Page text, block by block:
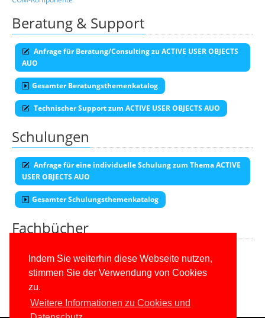
Indem Sie weiterhin diese Webseite nutzen,
stimmen Sie der Verwendung von Cookies
zu.
Weitere Informationen zu Cookies und
Beratung & Support
Anfrage für Beratung/Consulting zu ACTIVE USER OBJECTS
AUO
Gesamter Beratungsthemenkatalog
Technischer Support zum ACTIVE USER OBJECTS AUO
Schulungen
Anfrage für eine individuelle Schulung zum Thema ACTIVE
USER OBJECTS AUO
Gesamter Schulungsthemenkatalog
Fachbücher
Alle unsere aktuellen Fachbücher
E-Book-Abo für ab 99 Euro im Jahr